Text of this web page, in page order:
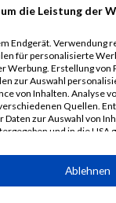
GmbH
Position, TPos =
finish, DQ =
die Leistung der
Endgerät. Verwendung
für personalisierte
Werbung. Erstellung von
zur Auswahl
von Inhalten. Analyse
Quellen.
zur Auswahl von
und in die USA
Ablehnen